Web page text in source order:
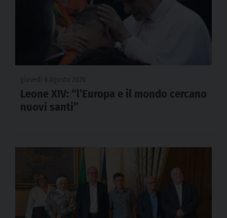
Leone XIV: “l’Europa e il mondo cercano
nuovi santi”